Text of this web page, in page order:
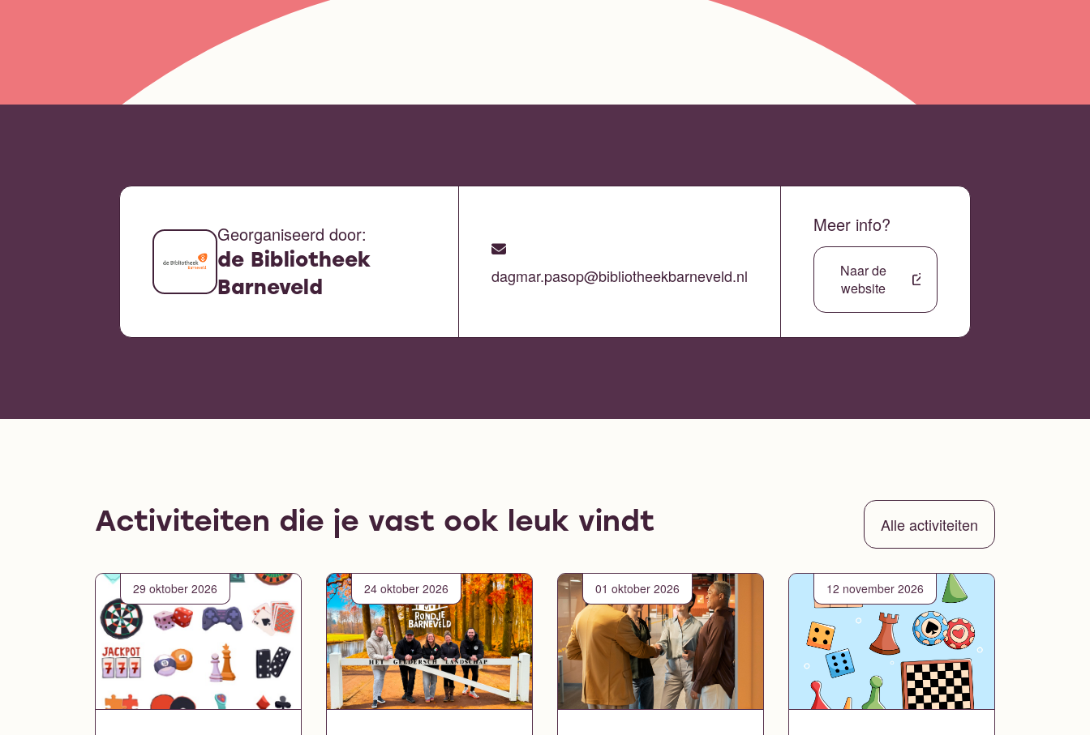
Georganiseerd door:
de Bibliotheek
Barneveld
dagmar.pasop@bibliotheekbarneveld.nl
Meer info?
Naar de
website
Activiteiten die je vast ook leuk vindt Alle activiteiten
29 oktober 2026 24 oktober 2026 01 oktober 2026 12 november 2026